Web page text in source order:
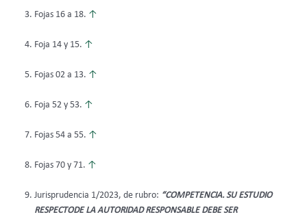
Fojas 16 a 18. ↑
Foja 14 y 15. ↑
Fojas 02 a 13. ↑
Foja 52 y 53. ↑
Fojas 54 a 55. ↑
Fojas 70 y 71. ↑
Jurisprudencia 1/2023, de rubro: “COMPETENCIA. SU ESTUDIO
RESPECTODE LA AUTORIDAD RESPONSABLE DEBE SER